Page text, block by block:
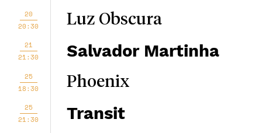
20
20:30
Luz Obscura
21
21:30
Salvador Martinha
25
18:30
Phoenix
25
21:30
Transit